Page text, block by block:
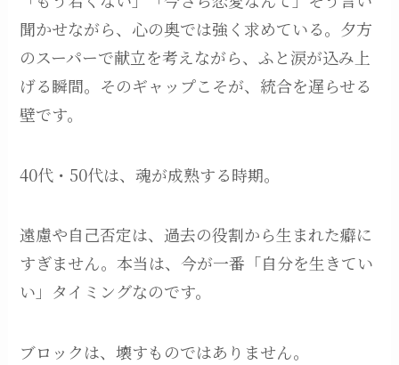
聞かせながら、心の奥では強く求めている。夕方
のスーパーで献立を考えながら、ふと涙が込み上
げる瞬間。そのギャップこそが、統合を遅らせる
壁です。
40代・50代は、魂が成熟する時期。
遠慮や自己否定は、過去の役割から生まれた癖に
すぎません。本当は、今が一番「自分を生きてい
い」タイミングなのです。
ブロックは、壊すものではありません。